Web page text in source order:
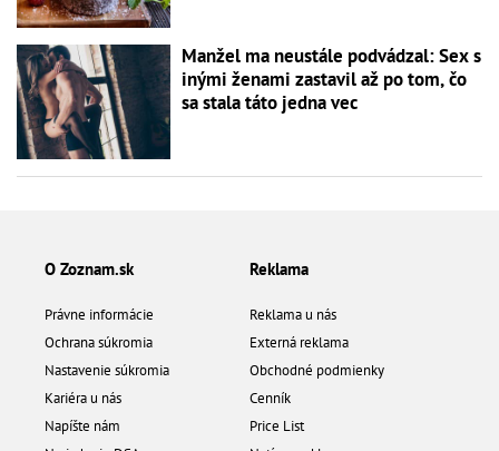
Manžel ma neustále podvádzal: Sex s
inými ženami zastavil až po tom, čo
sa stala táto jedna vec
O Zoznam.sk
Právne informácie
Ochrana súkromia
Nastavenie súkromia
Kariéra u nás
Napíšte nám
Reklama
Reklama u nás
Externá reklama
Obchodné podmienky
Cenník
Price List